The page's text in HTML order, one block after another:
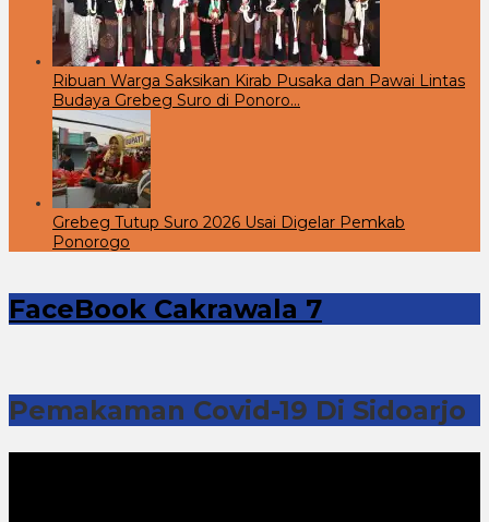
Ribuan Warga Saksikan Kirab Pusaka dan Pawai Lintas
Budaya Grebeg Suro di Ponoro…
Grebeg Tutup Suro 2026 Usai Digelar Pemkab
Ponorogo
FaceBook Cakrawala 7
Pemakaman Covid-19 Di Sidoarjo